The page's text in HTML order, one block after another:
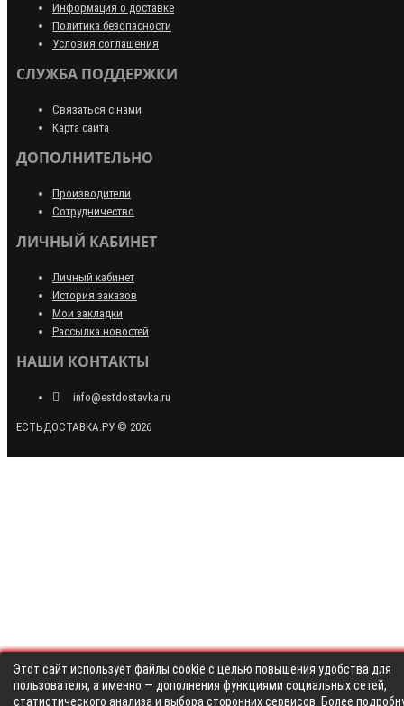
Информация о доставке
Политика безопасности
Условия соглашения
СЛУЖБА ПОДДЕРЖКИ
Связаться с нами
Карта сайта
ДОПОЛНИТЕЛЬНО
Производители
Сотрудничество
ЛИЧНЫЙ КАБИНЕТ
Личный кабинет
История заказов
Мои закладки
Рассылка новостей
НАШИ КОНТАКТЫ
info@estdostavka.ru
ЕСТЬДОСТАВКА.РУ © 2026
Этот сайт использует файлы cookie с целью повышения удобства для
пользователя, а именно — дополнения функциями социальных сетей,
статистического анализа и выбора сторонних сервисов. Более